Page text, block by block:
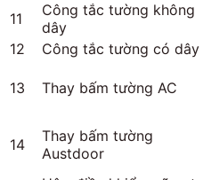
11
Công tắc tường không
dây
12
Công tắc tường có dây
13 Thay bấm tường AC
14
Thay bấm tường
Austdoor